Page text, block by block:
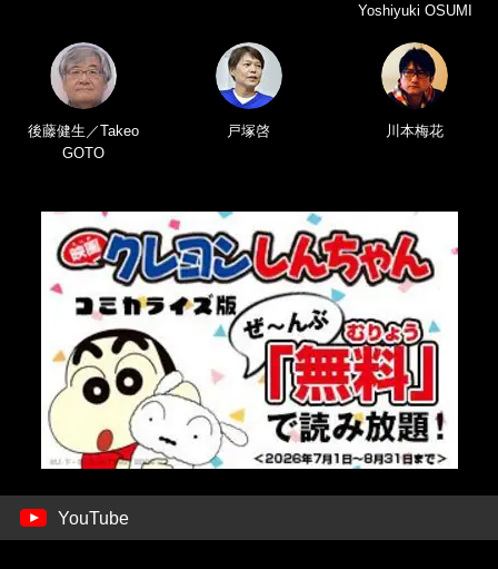
Yoshiyuki OSUMI
後藤健生／Takeo
GOTO
戸塚啓 川本梅花
YouTube